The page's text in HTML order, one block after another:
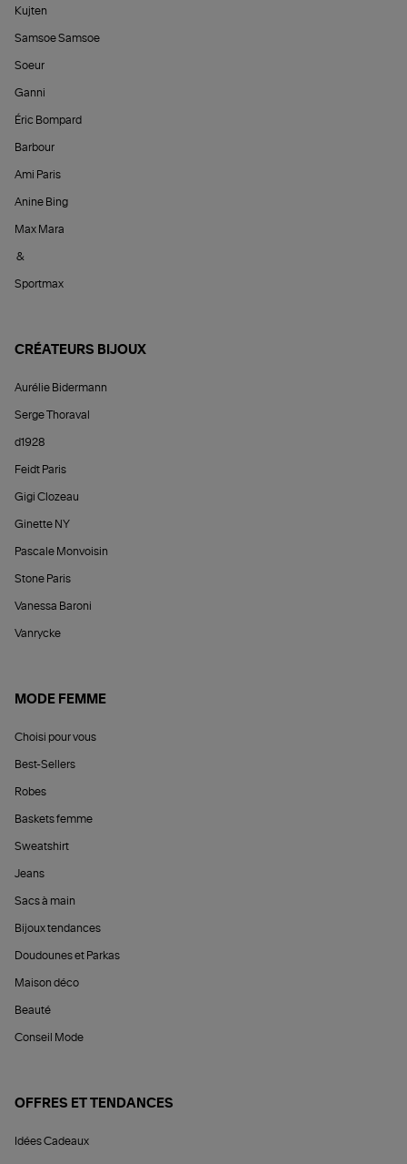
Kujten
Samsoe Samsoe
Soeur
Ganni
Éric Bompard
Barbour
Ami Paris
Anine Bing
Max Mara
&
Sportmax
CRÉATEURS BIJOUX
Aurélie Bidermann
Serge Thoraval
d1928
Feidt Paris
Gigi Clozeau
Ginette NY
Pascale Monvoisin
Stone Paris
Vanessa Baroni
Vanrycke
MODE FEMME
Choisi pour vous
Best-Sellers
Robes
Baskets femme
Sweatshirt
Jeans
Sacs à main
Bijoux tendances
Doudounes et Parkas
Maison déco
Beauté
Conseil Mode
OFFRES ET TENDANCES
Idées Cadeaux